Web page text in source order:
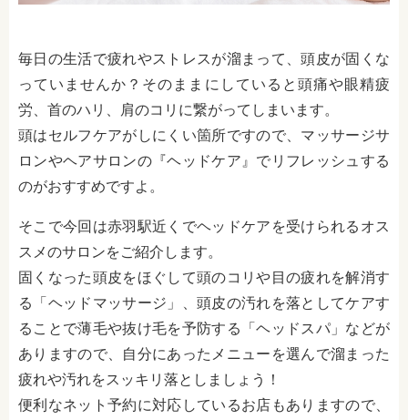
毎日の生活で疲れやストレスが溜まって、頭皮が固くな
っていませんか？そのままにしていると頭痛や眼精疲
労、首のハリ、肩のコリに繋がってしまいます。
頭はセルフケアがしにくい箇所ですので、マッサージサ
ロンやヘアサロンの『ヘッドケア』でリフレッシュする
のがおすすめですよ。
そこで今回は赤羽駅近くでヘッドケアを受けられるオス
スメのサロンをご紹介します。
固くなった頭皮をほぐして頭のコリや目の疲れを解消す
る「ヘッドマッサージ」、頭皮の汚れを落としてケアす
ることで薄毛や抜け毛を予防する「ヘッドスパ」などが
ありますので、自分にあったメニューを選んで溜まった
疲れや汚れをスッキリ落としましょう！
便利なネット予約に対応しているお店もありますので、